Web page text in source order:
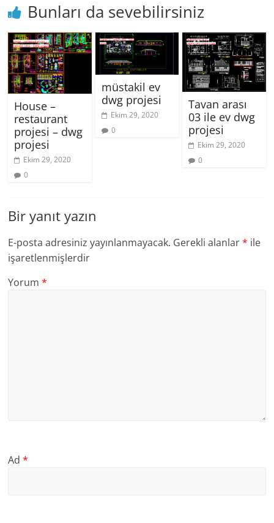
Bunları da sevebilirsiniz
House –
restaurant
projesi – dwg
projesi
Ekim 29, 2020
0
müstakil ev
dwg projesi
Ekim 29, 2020
0
Tavan arası
03 ile ev dwg
projesi
Ekim 29, 2020
0
Bir yanıt yazın
E-posta adresiniz yayınlanmayacak. Gerekli alanlar* ile
işaretlenmişlerdir
Yorum*
Ad*